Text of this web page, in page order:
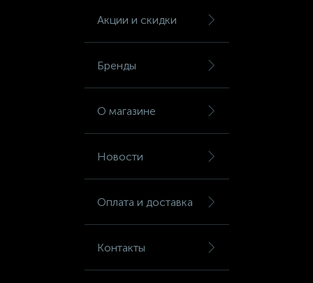
Акции и скидки
Бренды
О магазине
Новости
Оплата и доставка
Контакты